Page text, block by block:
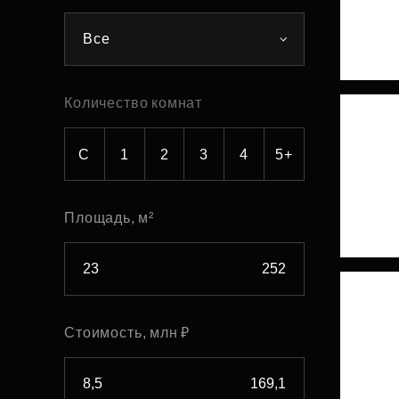
Все
Количество комнат
С 1 2 3 4 5+
Площадь, м²
Стоимость, млн ₽